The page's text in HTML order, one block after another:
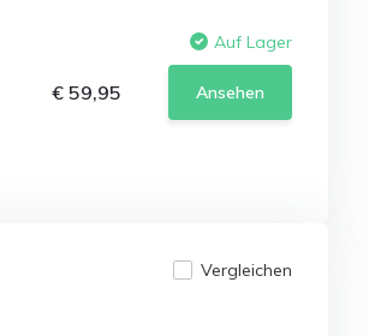
Auf Lager
€ 59,95 Ansehen
Vergleichen